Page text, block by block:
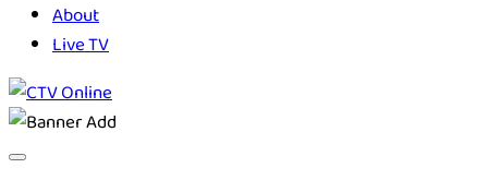
About
Live TV
CTV Online